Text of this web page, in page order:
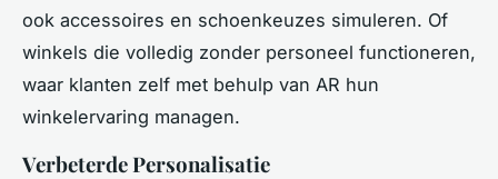
ook accessoires en schoenkeuzes simuleren. Of
winkels die volledig zonder personeel functioneren,
waar klanten zelf met behulp van AR hun
winkelervaring managen.
Verbeterde Personalisatie